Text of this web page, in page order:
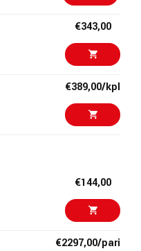
€343,00
€389,00/kpl
€379,00
€144,00
€2297,00/pari